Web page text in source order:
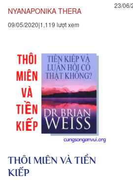
khi quan sát vị thị giả...
NYANAPONIKA THERA
09/05/2020 1,119 lượt xem
23/06/
THÔI MIÊN VÀ TIỀN
KIẾP